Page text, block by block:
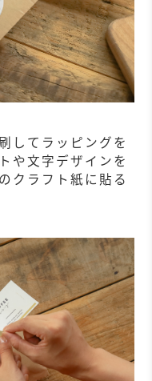
してラッピングを
や文字デザインを
クラフト紙に貼る